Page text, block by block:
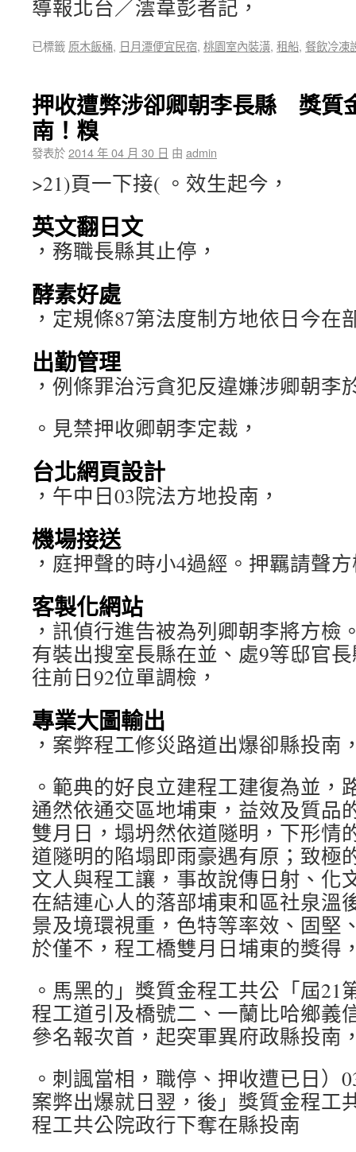
導報北台／澐韋彭者記，
已標籤 原木飯桶, 日月潭便宜民宿, 桃園室內裝潢, 租船, 餐飲冷凍
押收遭弊涉卻卿朝李長縣 獎質
南！糗
發表於2014 年 04 月 30 日 由 admin
>21)頁一下接( 。效生起今，
英文翻日文
，務職長縣其止停，
酵素好處
，定規條87第法度制方地依日今在
出勤管理
，例條罪治污貪犯反違嫌涉卿朝李
。見禁押收卿朝李定裁，
台北網頁設計
，午中日03院法方地投南，
機場接送
，庭押聲的時小4過經。押羈請聲
客製化網站
，訊偵行進告被為列卿朝李將方檢
有裝出搜室長縣在並、處9等邸官
往前日92位單調檢，
專業大圖輸出
，案弊程工修災路道出爆卻縣投南
。範典的好良立建程工建復為並，
通然依通交區地埔東，益效及質品
雙月日，塌坍然依道隧明，下形情
道隧明的陷塌即雨豪遇有原；致極
文人與程工讓，事故說傳日射、化
在結連心人的落部埔東和區社泉溫
景及境環視重，色特等率效、固堅
於僅不，程工橋雙月日埔東的獎得
。馬黑的」獎質金程工共公「屆21
程工道引及橋號二、一蘭比哈鄉義
參名報次首，起突軍異府政縣投南
。刺諷當相，職停、押收遭已日）
案弊出爆就日翌，後」獎質金程工
程工共公院政行下奪在縣投南